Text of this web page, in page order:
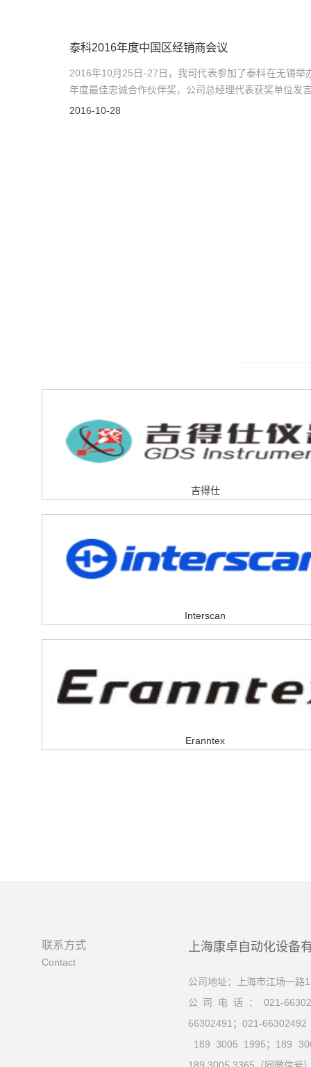
泰科2016年度中国区经销商会议
2016年10月25日-27日，我司代表参加了泰科在无锡
年度最佳忠诚合作伙伴奖，公司总经理代表获奖单位发
消防、安防专营公司，目前与江森自控合并)
2016-10-28
吉得仕
Interscan
Eranntex
联系方式
Contact
上海康卓自动化设备
公司地址：上海市江场一路
公司电话：021-
66302491；021-66302492
189 3005 1995；189